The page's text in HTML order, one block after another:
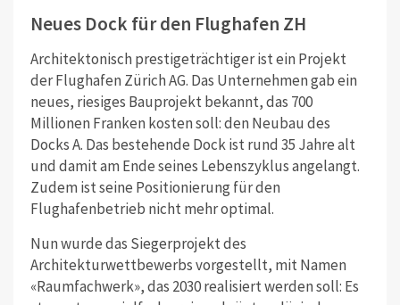
Neues Dock für den Flughafen ZH
Architektonisch prestigeträchtiger ist ein Projekt
der Flughafen Zürich AG. Das Unternehmen gab ein
neues, riesiges Bauprojekt bekannt, das 700
Millionen Franken kosten soll: den Neubau des
Docks A. Das bestehende Dock ist rund 35 Jahre alt
und damit am Ende seines Lebenszyklus angelangt.
Zudem ist seine Positionierung für den
Flughafenbetrieb nicht mehr optimal.
Nun wurde das Siegerprojekt des
Architekturwettbewerbs vorgestellt, mit Namen
«Raumfachwerk», das 2030 realisiert werden soll: Es